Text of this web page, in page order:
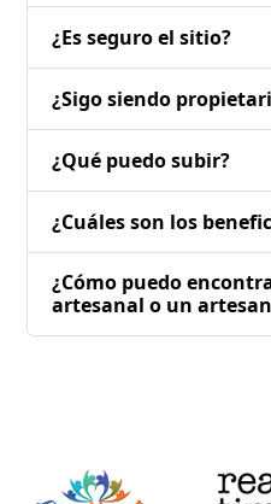
¿Es seguro el sitio?
¿Sigo siendo
¿Qué puedo subir?
¿Cuáles son los
¿Cómo puedo
artesanal o un